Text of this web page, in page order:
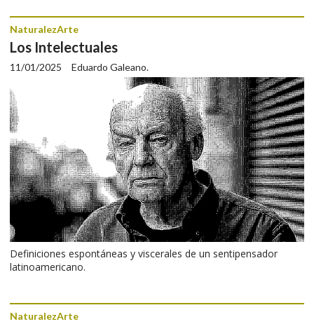
Los Intelectuales
Eduardo Galeano.
NaturalezArte
11/01/2025
Definiciones espontáneas y viscerales de un sentipensador
latinoamericano.
NaturalezArte